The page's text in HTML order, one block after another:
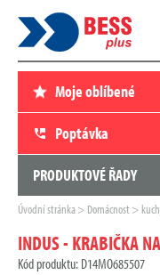
Moje oblíbené
Poptávka
PRODUKTOVÉ ŘADY
Zde
nacházíte:
Úvodní stránka Domácnost
INDUS - KRABIČKA
Kód produktu: D14MO685507